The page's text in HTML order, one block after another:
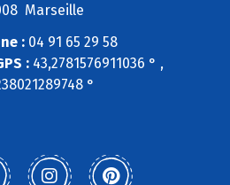
Marseille
: 04 91 65 29 58
: 43,2781576911036 ° ,
°